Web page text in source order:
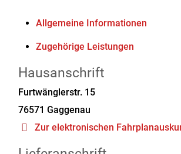
Allgemeine Informationen
Zugehörige Leistungen
Hausanschrift
Furtwänglerstr. 15
76571 Gaggenau
Zur elektronischen